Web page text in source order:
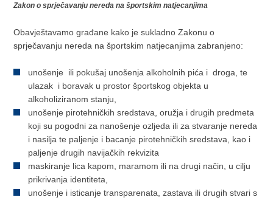
Zakon o sprječavanju nereda na športskim natjecanjima
Obavještavamo građane kako je sukladno Zakonu o
sprječavanju nereda na športskim natjecanjima zabranjeno:
unošenje ili pokušaj unošenja alkoholnih pića i droga, te
ulazak i boravak u prostor športskog objekta u
alkoholiziranom stanju,
unošenje pirotehničkih sredstava, oružja i drugih predmeta
koji su pogodni za nanošenje ozljeda ili za stvaranje nereda
i nasilja te paljenje i bacanje pirotehničkih sredstava, kao i
paljenje drugih navijačkih rekvizita
maskiranje lica kapom, maramom ili na drugi način, u cilju
prikrivanja identiteta,
unošenje i isticanje transparenata, zastava ili drugih stvari s